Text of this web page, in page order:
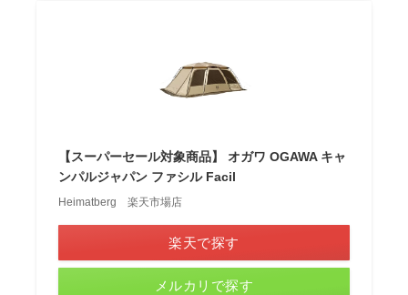
【スーパーセール対象商品】 オガワ OGAWA キャ
ンパルジャパン ファシル Facil
Heimatberg 楽天市場店
楽天で探す
メルカリで探す